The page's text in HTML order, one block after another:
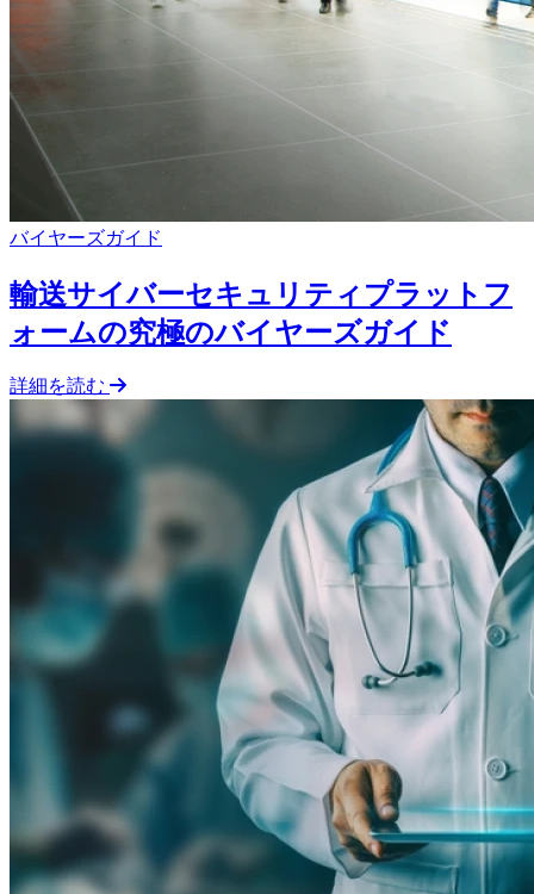
バイヤーズガイド
輸送サイバーセキュリティプラットフ
ォームの究極のバイヤーズガイド
詳細を読む